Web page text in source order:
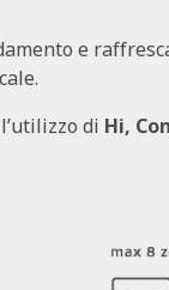
e
di Hi,